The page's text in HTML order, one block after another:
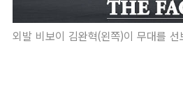
외발 비보이 김완혁(왼쪽)이 무대를 선